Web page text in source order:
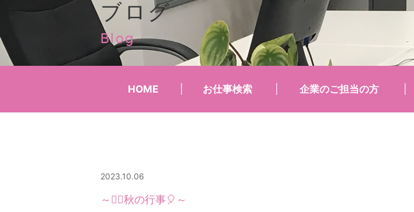
ブログ
Blog
HOME お仕事検索 企業のご担当の方
2023.10.06
～🏃‍♀️秋の行事🎈～